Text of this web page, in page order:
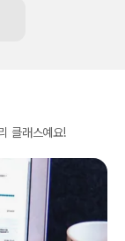
클래스예요!